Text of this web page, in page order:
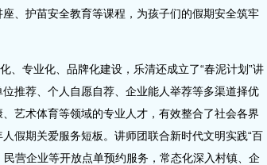
、护苗安全教育等课程，为孩子们的假期安全筑牢
专业化、品牌化建设，乐清还成立了“春泥计划”讲
推荐、个人自愿自荐、企业能人举荐等多渠道择优
艺术体育等领域的专业人才，有效整合了社会各界
假期关爱服务短板。讲师团联合新时代文明实践“百
营企业等开放点单预约服务，常态化深入村镇、企